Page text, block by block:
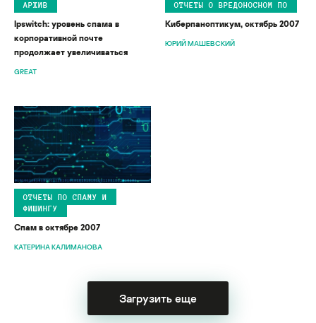
АРХИВ
Ipswitch: уровень спама в
корпоративной почте
продолжает увеличиваться
GREAT
ОТЧЕТЫ О ВРЕДОНОСНОМ ПО
Киберпаноптикум, октябрь 2007
ЮРИЙ МАШЕВСКИЙ
ОТЧЕТЫ ПО СПАМУ И
ФИШИНГУ
Спам в октябре 2007
КАТЕРИНА КАЛИМАНОВА
Загрузить еще